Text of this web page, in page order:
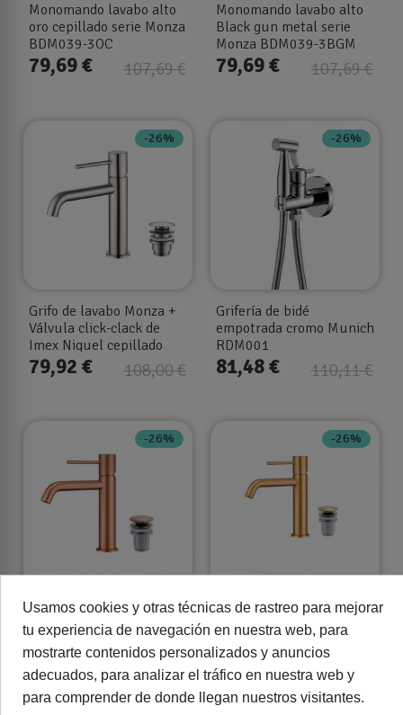
Monomando lavabo alto
oro cepillado serie Monza
BDM039-3OC
107,69 €
79,69 €
Monomando lavabo alto
Black gun metal serie
Monza BDM039-3BGM
107,69 €
79,69 €
-26%
Grifo de lavabo Monza +
Válvula click-clack de
Imex Niquel cepillado
108,00 €
79,92 €
-26%
Grifería de bidé
empotrada cromo Munich
RDM001
110,11 €
81,48 €
-26%
Pack Grifo de lavabo
Monza + Válvula click-
clack de Imex Oro rosa
Cepillado
115,00 €
85,10 €
-26%
Pack Grifo de lavabo
Monza + Válvula click-
clack de Imex Oro
Cepillado
115,00 €
85,10 €
Usamos cookies y otras técnicas de rastreo para mejorar
tu experiencia de navegación en nuestra web, para
mostrarte contenidos personalizados y anuncios
adecuados, para analizar el tráfico en nuestra web y
para comprender de donde llegan nuestros visitantes.